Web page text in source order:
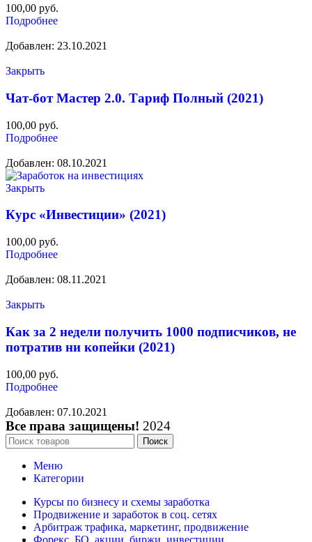
100,00 руб.
Подробнее
Добавлен: 23.10.2021
Закрыть
Чат-бот Мастер 2.0. Тариф Полный (2021)
100,00 руб.
Подробнее
Добавлен: 08.10.2021
Закрыть
Курс «Инвестиции» (2021)
100,00 руб.
Подробнее
Добавлен: 08.11.2021
Закрыть
Как за 2 недели получить 1000 подписчиков, не
потратив ни копейки (2021)
100,00 руб.
Подробнее
Добавлен: 07.10.2021
Все права защищены! 2024
Поиск
Меню
Категории
Курсы по бизнесу и схемы заработка
Продвижение и заработок в соц. сетях
Арбитраж трафика, маркетинг, продвижение
Форекс, БО, акции, биржи, инвестиции